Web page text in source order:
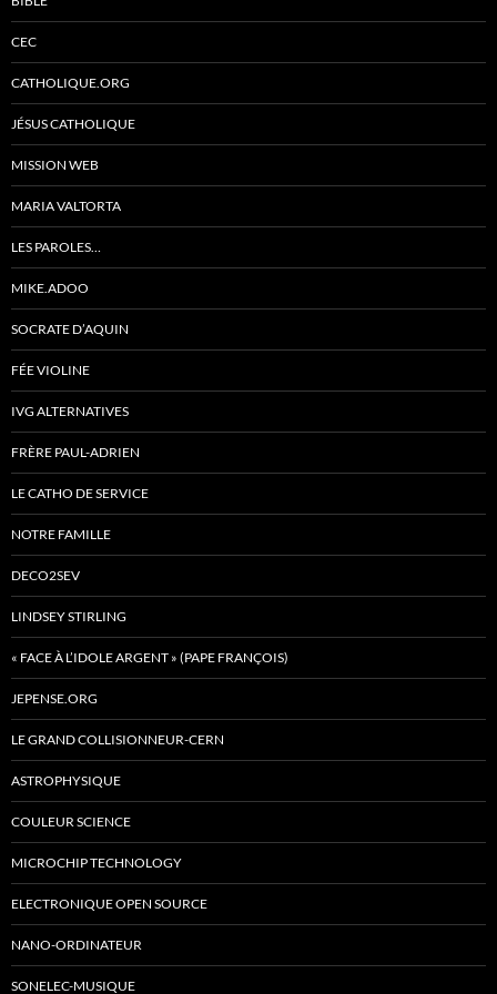
CEC
CATHOLIQUE.ORG
JÉSUS CATHOLIQUE
MISSION WEB
MARIA VALTORTA
LES PAROLES…
MIKE.ADOO
SOCRATE D’AQUIN
FÉE VIOLINE
IVG ALTERNATIVES
FRÈRE PAUL-ADRIEN
LE CATHO DE SERVICE
NOTRE FAMILLE
DECO2SEV
LINDSEY STIRLING
« FACE À L’IDOLE ARGENT » (PAPE FRANÇOIS)
JEPENSE.ORG
LE GRAND COLLISIONNEUR-CERN
ASTROPHYSIQUE
COULEUR SCIENCE
MICROCHIP TECHNOLOGY
ELECTRONIQUE OPEN SOURCE
NANO-ORDINATEUR
SONELEC-MUSIQUE